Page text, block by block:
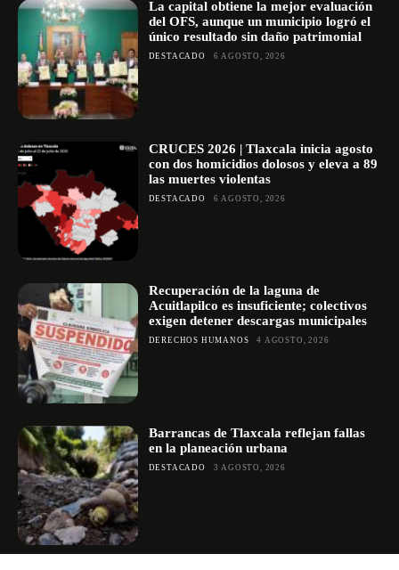
La capital obtiene la mejor evaluación
del OFS, aunque un municipio logró el
único resultado sin daño patrimonial
DESTACADO 6 AGOSTO, 2026
CRUCES 2026 | Tlaxcala inicia agosto
con dos homicidios dolosos y eleva a 89
las muertes violentas
DESTACADO 6 AGOSTO, 2026
Recuperación de la laguna de
Acuitlapilco es insuficiente; colectivos
exigen detener descargas municipales
DERECHOS HUMANOS 4 AGOSTO, 2026
Barrancas de Tlaxcala reflejan fallas
en la planeación urbana
DESTACADO 3 AGOSTO, 2026